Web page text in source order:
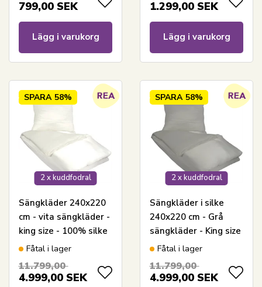
799,00 SEK
Lägg i varukorg
1.299,00 SEK
Lägg i varukorg
2 x kuddfodral
SPARA 58%
Sängkläder 240x220
cm - vita sängkläder -
king size - 100% silke
- Butterfly Silk
Fåtal i lager
11.799,00
4.999,00 SEK
2 x kuddfodral
SPARA 58%
Sängkläder i silke
240x220 cm - Grå
sängkläder - King size
- 100% silke -
Fåtal i lager
11.799,00
4.999,00 SEK